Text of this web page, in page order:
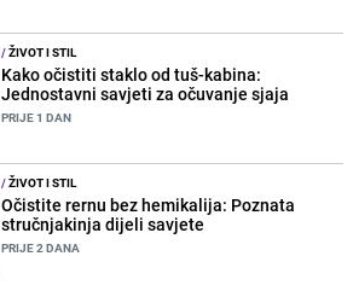
/ŽIVOT I STIL
Kako očistiti staklo od tuš-kabina:
Jednostavni savjeti za očuvanje sjaja
PRIJE 1 DAN
/ŽIVOT I STIL
Očistite rernu bez hemikalija: Poznata
stručnjakinja dijeli savjete
PRIJE 2 DANA